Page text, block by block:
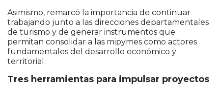
Asimismo, remarcó la importancia de continuar
trabajando junto a las direcciones departamentales
de turismo y de generar instrumentos que
permitan consolidar a las mipymes como actores
fundamentales del desarrollo económico y
territorial.
Tres herramientas para impulsar proyectos